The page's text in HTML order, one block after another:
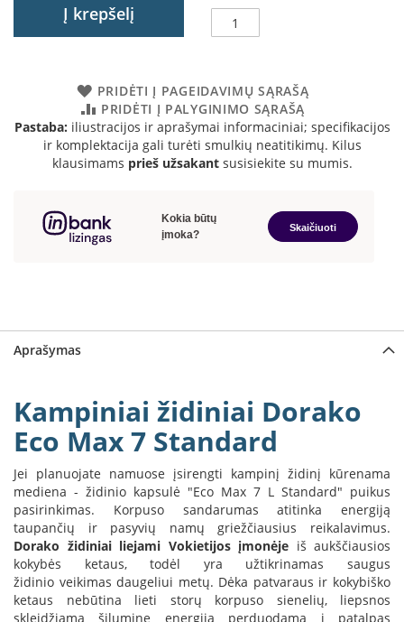
e
s
ø
r
o
n
p
i
H
e
t
a
E
l
Į krepšelį
PRIDĖTI Į PAGEIDAVIMŲ SĄRAŠĄ
PRIDĖTI Į PALYGINIMO SĄRAŠĄ
Pastaba: iliustracijos ir aprašymai informaciniai; specifikacijos
ir komplektacija gali turėti smulkių neatitikimų. Kilus
klausimams prieš užsakantsusisiekite su mumis.
Aprašymas
Kampiniai židiniai Dorako
Eco Max 7 Standard
Jei planuojate namuose įsirengti kampinį židinį kūrenama
mediena - židinio kapsulė "Eco Max 7 L Standard" puikus
pasirinkimas. Korpuso sandarumas atitinka energiją
taupančių ir pasyvių namų griežčiausius reikalavimus.
Dorako židiniai liejami Vokietijos įmonėje iš aukščiausios
kokybės ketaus, todėl yra užtikrinamas saugus
židinio veikimas daugeliui metų. Dėka patvaraus ir kokybiško
ketaus nebūtina lieti storų korpuso sienelių, liepsnos
skleidžiamą šiluminę energiją perduodama į patalpas